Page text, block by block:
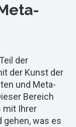
der
der Kunst der
und Meta-
Bereich
mit Ihrer
gehen, was es